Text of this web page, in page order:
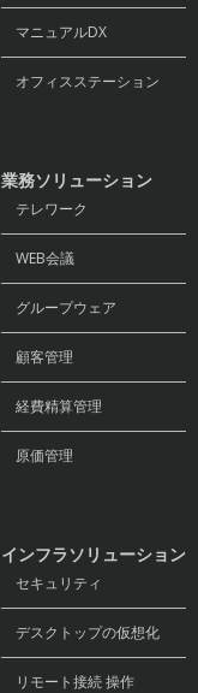
マニュアルDX
オフィスステーション
業務ソリューション
テレワーク
WEB会議
グループウェア
顧客管理
経費精算管理
原価管理
インフラソリューション
セキュリティ
デスクトップの仮想化
リモート接続 操作